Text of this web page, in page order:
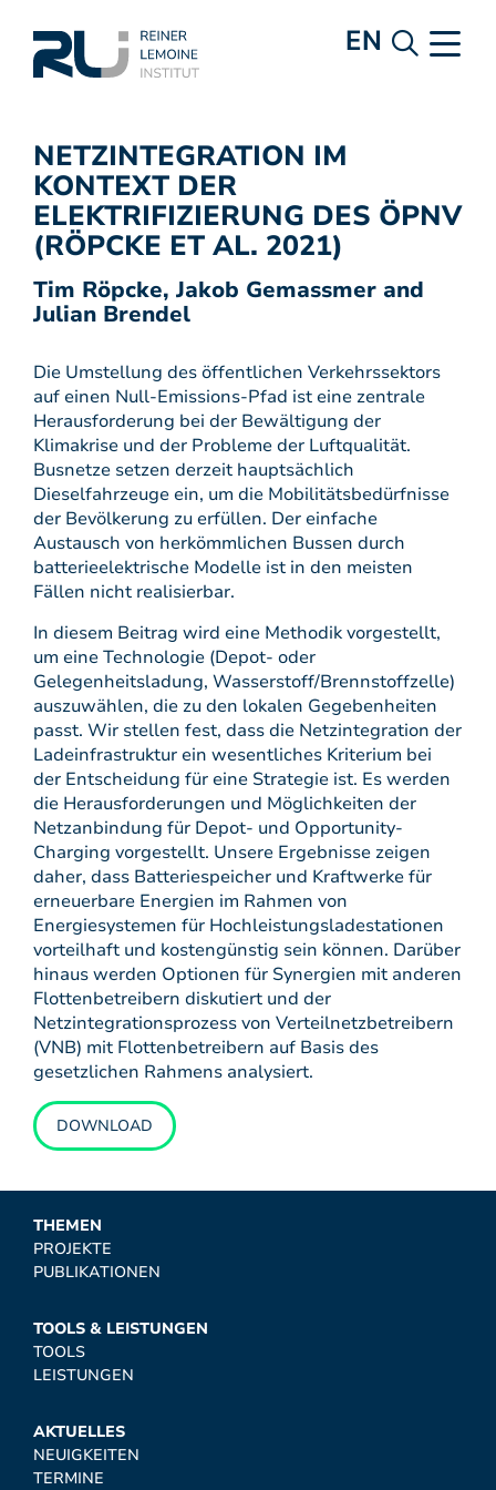
EN
NETZINTEGRATION IM
KONTEXT DER
ELEKTRIFIZIERUNG DES ÖPNV
(RÖPCKE ET AL. 2021)
Tim Röpcke, Jakob Gemassmer and
Julian Brendel
Die Umstellung des öffentlichen Verkehrssektors
auf einen Null-Emissions-Pfad ist eine zentrale
Herausforderung bei der Bewältigung der
Klimakrise und der Probleme der Luftqualität.
Busnetze setzen derzeit hauptsächlich
Dieselfahrzeuge ein, um die Mobilitätsbedürfnisse
der Bevölkerung zu erfüllen. Der einfache
Austausch von herkömmlichen Bussen durch
batterieelektrische Modelle ist in den meisten
Fällen nicht realisierbar.
In diesem Beitrag wird eine Methodik vorgestellt,
um eine Technologie (Depot- oder
Gelegenheitsladung, Wasserstoff/Brennstoffzelle)
auszuwählen, die zu den lokalen Gegebenheiten
passt. Wir stellen fest, dass die Netzintegration der
Ladeinfrastruktur ein wesentliches Kriterium bei
der Entscheidung für eine Strategie ist. Es werden
die Herausforderungen und Möglichkeiten der
Netzanbindung für Depot- und Opportunity-
Charging vorgestellt. Unsere Ergebnisse zeigen
daher, dass Batteriespeicher und Kraftwerke für
erneuerbare Energien im Rahmen von
Energiesystemen für Hochleistungsladestationen
vorteilhaft und kostengünstig sein können. Darüber
hinaus werden Optionen für Synergien mit anderen
Flottenbetreibern diskutiert und der
Netzintegrationsprozess von Verteilnetzbetreibern
(VNB) mit Flottenbetreibern auf Basis des
gesetzlichen Rahmens analysiert.
DOWNLOAD
THEMEN
PROJEKTE
PUBLIKATIONEN
TOOLS & LEISTUNGEN
TOOLS
LEISTUNGEN
AKTUELLES
NEUIGKEITEN
TERMINE